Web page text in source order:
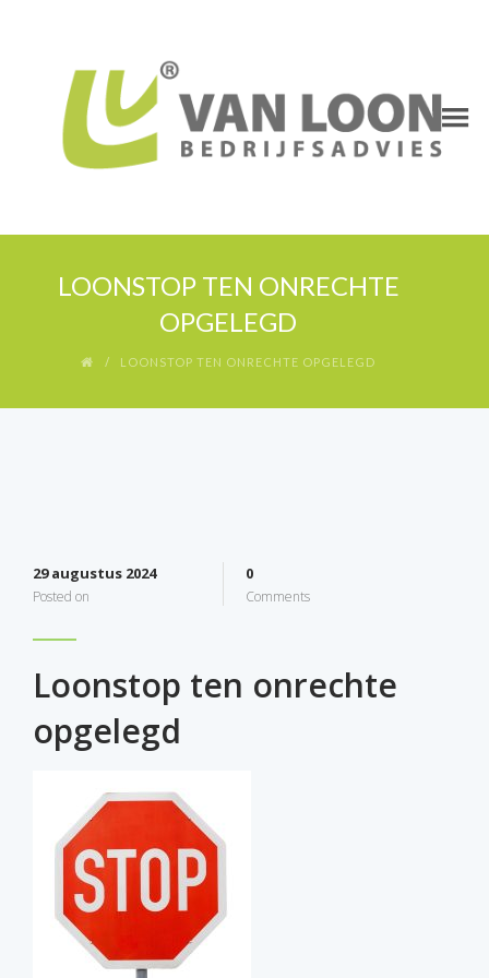
LOONSTOP TEN ONRECHTE
OPGELEGD
LOONSTOP TEN ONRECHTE OPGELEGD
29 augustus 2024
Posted on
0
Comments
Loonstop ten onrechte
opgelegd